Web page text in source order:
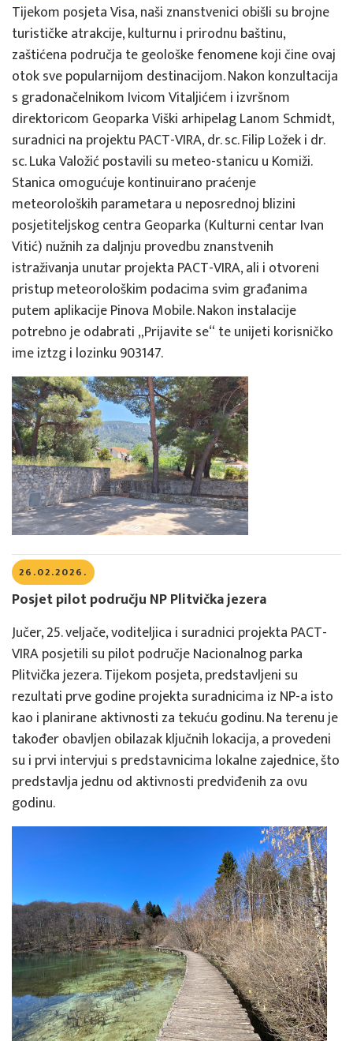
Tijekom posjeta Visa, naši znanstvenici obišli su brojne
turističke atrakcije, kulturnu i prirodnu baštinu,
zaštićena područja te geološke fenomene koji čine ovaj
otok sve popularnijom destinacijom. Nakon konzultacija
s gradonačelnikom Ivicom Vitaljićem i izvršnom
direktoricom Geoparka Viški arhipelag Lanom Schmidt,
suradnici na projektu PACT-VIRA, dr. sc. Filip Ložek i dr.
sc. Luka Valožić postavili su meteo-stanicu u Komiži.
Stanica omogućuje kontinuirano praćenje
meteoroloških parametara u neposrednoj blizini
posjetiteljskog centra Geoparka (Kulturni centar Ivan
Vitić) nužnih za daljnju provedbu znanstvenih
istraživanja unutar projekta PACT-VIRA, ali i otvoreni
pristup meteorološkim podacima svim građanima
putem aplikacije Pinova Mobile. Nakon instalacije
potrebno je odabrati „Prijavite se“ te unijeti korisničko
ime iztzg i lozinku 903147.
26.02.2026.
Posjet pilot području NP Plitvička jezera
Jučer, 25. veljače, voditeljica i suradnici projekta PACT-
VIRA posjetili su pilot područje Nacionalnog parka
Plitvička jezera. Tijekom posjeta, predstavljeni su
rezultati prve godine projekta suradnicima iz NP-a isto
kao i planirane aktivnosti za tekuću godinu. Na terenu je
također obavljen obilazak ključnih lokacija, a provedeni
su i prvi intervjui s predstavnicima lokalne zajednice, što
predstavlja jednu od aktivnosti predviđenih za ovu
godinu.